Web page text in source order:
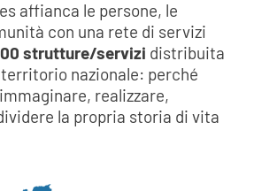
affianca le persone, le
con una rete di servizi
strutture/servizi distribuita
nazionale: perché
realizzare,
la propria storia di vita